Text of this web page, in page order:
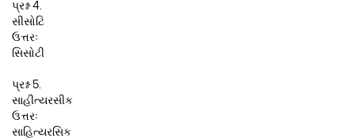
પ્રશ્ન 4.
સીસોટિ
ઉત્તરઃ
સિસોટી
પ્રશ્ન 5.
સાહીત્યરસીક
ઉત્તરઃ
સાહિત્યરસિક